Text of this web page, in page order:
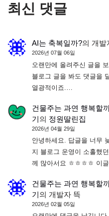
최신 댓글
AI는 축복일까?의 개발
2026년 07월 06일
오랜만에 올려주신 글을
블로그 글을 봐도 댓글을
열광적이죠.…
건물주는 과연 행복할
기의 정원딸린집
2026년 04월 29일
안녕하세요. 답글을 너무
지 블로그 운영이 소홀했
께 많아서요 ㅎㅎㅎㅎ 이
건물주는 과연 행복할
기의 개발자 뜩
2026년 02월 05일